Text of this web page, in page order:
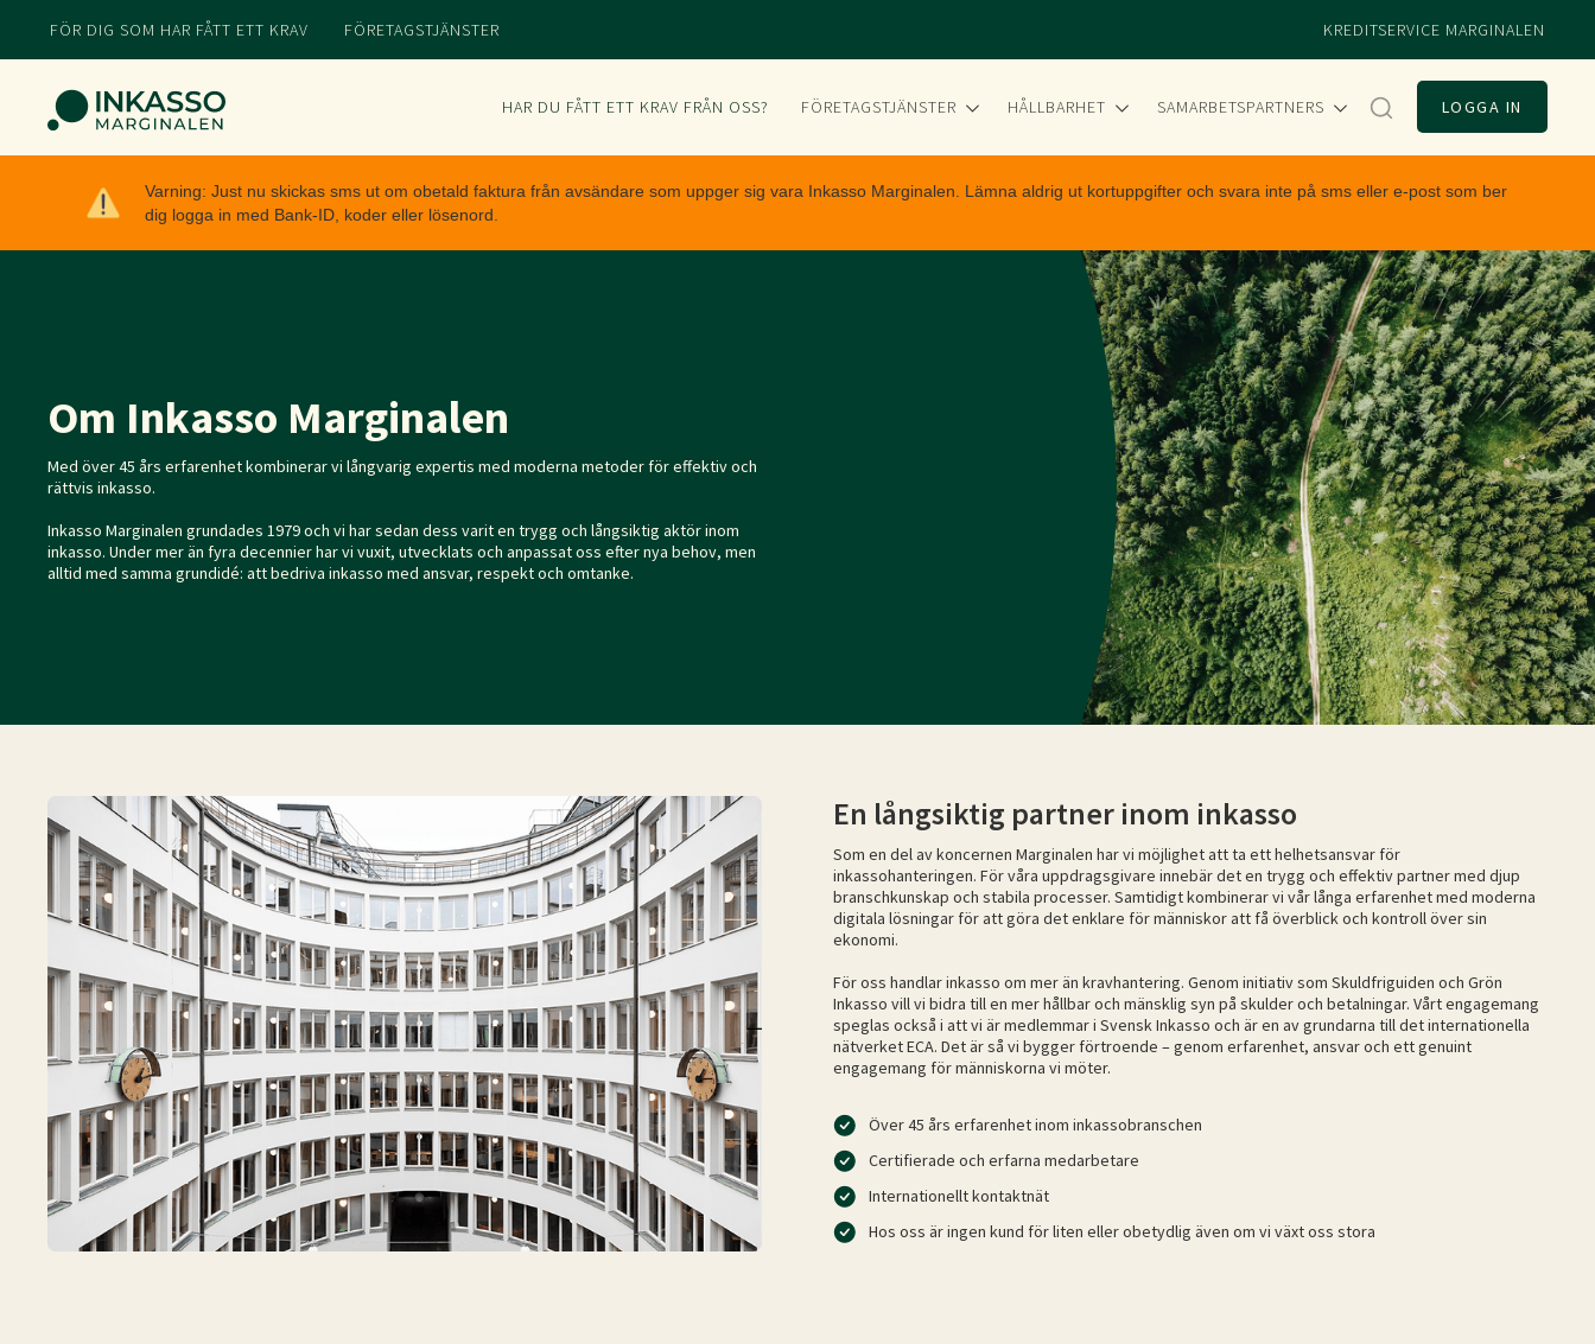
FÖR DIG SOM HAR FÅTT ETT KRAV FÖRETAGSTJÄNSTER KREDITSERVICE MARGINALEN
HAR DU FÅTT ETT KRAV FRÅN OSS? FÖRETAGSTJÄNSTER HÅLLBARHET SAMARBETSPARTNERS LOGGA IN
Varning: Just nu skickas sms ut om obetald faktura från avsändare som uppger sig vara Inkasso Marginalen. Lämna aldrig ut kortuppgifter och svara inte på sms eller e-post som ber
dig logga in med Bank-ID, koder eller lösenord.
Om Inkasso Marginalen
Med över 45 års erfarenhet kombinerar vi långvarig expertis med moderna metoder för effektiv och
rättvis inkasso.
Inkasso Marginalen grundades 1979 och vi har sedan dess varit en trygg och långsiktig aktör inom
inkasso. Under mer än fyra decennier har vi vuxit, utvecklats och anpassat oss efter nya behov, men
alltid med samma grundidé: att bedriva inkasso med ansvar, respekt och omtanke.
En långsiktig partner inom inkasso
Som en del av koncernen Marginalen har vi möjlighet att ta ett helhetsansvar för
inkassohanteringen. För våra uppdragsgivare innebär det en trygg och effektiv partner med djup
branschkunskap och stabila processer. Samtidigt kombinerar vi vår långa erfarenhet med moderna
digitala lösningar för att göra det enklare för människor att få överblick och kontroll över sin
ekonomi.
För oss handlar inkasso om mer än kravhantering. Genom initiativ som Skuldfriguiden och Grön
Inkasso vill vi bidra till en mer hållbar och mänsklig syn på skulder och betalningar. Vårt engagemang
speglas också i att vi är medlemmar i Svensk Inkasso och är en av grundarna till det internationella
nätverket ECA. Det är så vi bygger förtroende – genom erfarenhet, ansvar och ett genuint
engagemang för människorna vi möter.
Över 45 års erfarenhet inom inkassobranschen
Certifierade och erfarna medarbetare
Internationellt kontaktnät
Hos oss är ingen kund för liten eller obetydlig även om vi växt oss stora